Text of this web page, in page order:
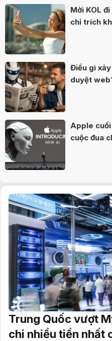
Mời KOL
chỉ trích
Điều gì
duyệt
Apple
cuộc đua
Trung Quốc vượt
chi nhiều tiền nhất